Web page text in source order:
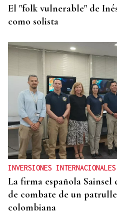
El "folk vulnerable" de
como solista
INVERSIONES INTERNACIONALES
La firma española
de combate de un
colombiana